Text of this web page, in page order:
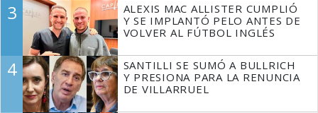
3
ALEXIS MAC ALLISTER CUMPLIÓ
Y SE IMPLANTÓ PELO ANTES DE
VOLVER AL FÚTBOL INGLÉS
4
SANTILLI SE SUMÓ A BULLRICH
Y PRESIONA PARA LA RENUNCIA
DE VILLARRUEL